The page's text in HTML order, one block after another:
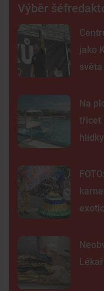
Výběr
jako
světa
Na
třicet
hlídky